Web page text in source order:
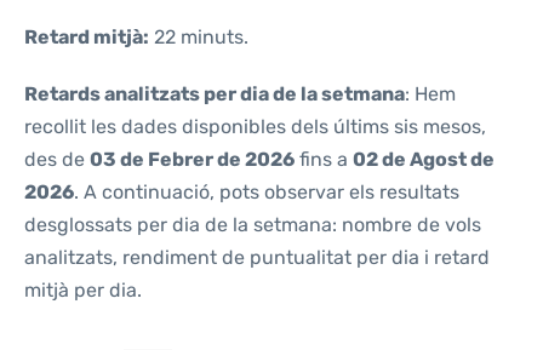
Retard mitjà: 22 minuts.
Retards analitzats per dia de la setmana: Hem
recollit les dades disponibles dels últims sis mesos,
des de 03 de Febrer de 2026 fins a 02 de Agost de
2026. A continuació, pots observar els resultats
desglossats per dia de la setmana: nombre de vols
analitzats, rendiment de puntualitat per dia i retard
mitjà per dia.